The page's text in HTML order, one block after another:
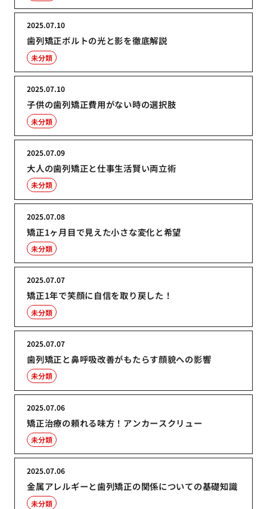
歯列矯正ボルトの光と影を徹底解説
2025.07.10
未分類
子供の歯列矯正費用がない時の選択肢
2025.07.10
未分類
大人の歯列矯正と仕事生活賢い両立術
2025.07.09
未分類
矯正1ヶ月目で見えた小さな変化と希望
2025.07.08
未分類
矯正1年で笑顔に自信を取り戻した！
2025.07.07
未分類
歯列矯正と鼻呼吸改善がもたらす顔貌への影響
2025.07.07
未分類
矯正治療の頼れる味方！アンカースクリュー
2025.07.06
未分類
金属アレルギーと歯列矯正の関係についての基礎知識
2025.07.06
未分類